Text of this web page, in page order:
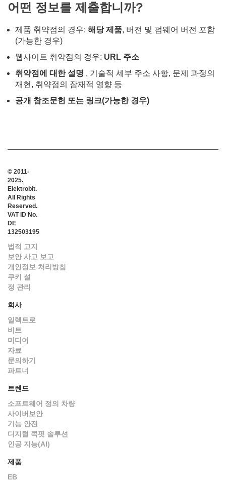
어떤 정보를 제출합니까?
제품 취약점의 경우: 해당 제품, 버전 및 펌웨어 버전 포함
(가능한 경우)
웹사이트 취약점의 경우: URL 주소
취약점에 대한 설명 , 기술적 세부 주소 사항, 문제 과정의
재현, 취약점의 잠재적 영향 등
공개 참조문헌 또는 링크(가능한 경우)
© 2011-
2025.
Elektrobit.
All Rights
Reserved.
VAT ID No.
DE
132503195
법적 고지
보안 사고 보고
개인정보 처리방침
쿠키 설
정 관리
회사
일렉트로
비트
미디어
자료
문의하기
파트너
트렌드
소프트웨어 정의 차량
사이버보안
기능 안전
디지털 콕핏 솔루션
인공 지능(AI)
제품
EB